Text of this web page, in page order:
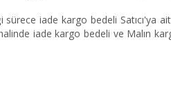
iade kargo bedeli Satıcı'ya
iade kargo bedeli ve Malın